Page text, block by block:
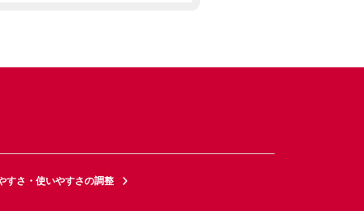
すさ・使いやすさの調整